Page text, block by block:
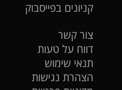
קניונים בפייסבוק
צור קשר
דווח על טעות
תנאי שימוש
הצהרת נגישות